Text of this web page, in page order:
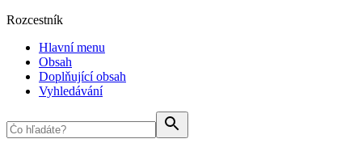
Rozcestník
Hlavní menu
Obsah
Doplňující obsah
Vyhledávání